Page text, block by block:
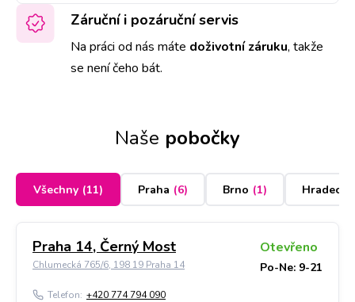
Záruční i pozáruční servis
Na práci od nás máte doživotní záruku, takže
se není čeho bát.
Naše pobočky
Všechny (11) Praha (6) Brno (1) Hradec
Praha 14, Černý Most
Chlumecká 765/6, 198 19 Praha 14
Otevřeno
Po-Ne: 9-21
Telefon: +420 774 794 090